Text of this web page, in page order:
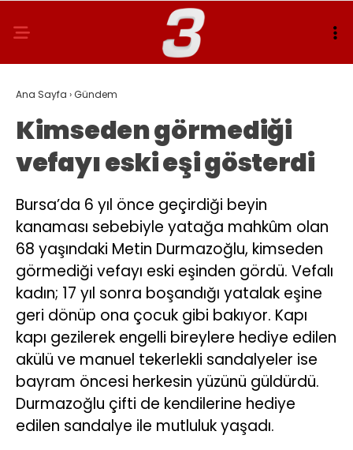
Ana Sayfa ›Gündem
Kimseden görmediği
vefayı eski eşi gösterdi
Bursa’da 6 yıl önce geçirdiği beyin
kanaması sebebiyle yatağa mahkûm olan
68 yaşındaki Metin Durmazoğlu, kimseden
görmediği vefayı eski eşinden gördü. Vefalı
kadın; 17 yıl sonra boşandığı yatalak eşine
geri dönüp ona çocuk gibi bakıyor. Kapı
kapı gezilerek engelli bireylere hediye edilen
akülü ve manuel tekerlekli sandalyeler ise
bayram öncesi herkesin yüzünü güldürdü.
Durmazoğlu çifti de kendilerine hediye
edilen sandalye ile mutluluk yaşadı.